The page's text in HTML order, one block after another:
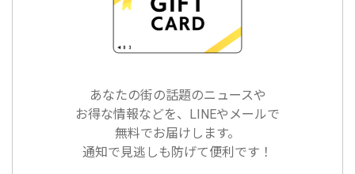
あなたの街の話題のニュースや
お得な情報などを、LINEやメールで
無料でお届けします。
通知で見逃しも防げて便利です！